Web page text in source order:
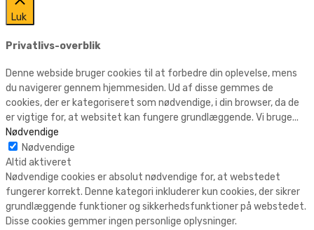
Luk
Privatlivs-overblik
Denne webside bruger cookies til at forbedre din oplevelse, mens
du navigerer gennem hjemmesiden. Ud af disse gemmes de
cookies, der er kategoriseret som nødvendige, i din browser, da de
er vigtige for, at websitet kan fungere grundlæggende. Vi bruge...
Nødvendige
Nødvendige
Altid aktiveret
Nødvendige cookies er absolut nødvendige for, at webstedet
fungerer korrekt. Denne kategori inkluderer kun cookies, der sikrer
grundlæggende funktioner og sikkerhedsfunktioner på webstedet.
Disse cookies gemmer ingen personlige oplysninger.